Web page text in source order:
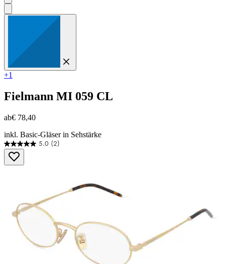
+1
Fielmann MI 059 CL
ab€ 78,40
inkl. Basic-Gläser in Sehstärke
5.0 (2)
5.0
von
5